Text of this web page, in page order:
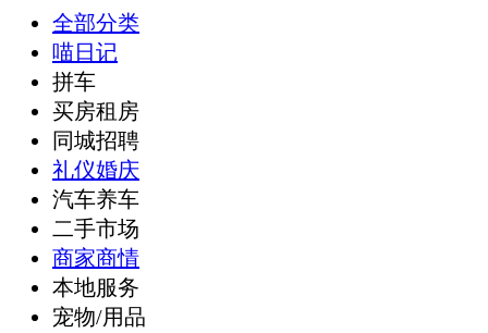
全部分类
喵日记
拼车
买房租房
同城招聘
礼仪婚庆
汽车养车
二手市场
商家商情
本地服务
宠物/用品